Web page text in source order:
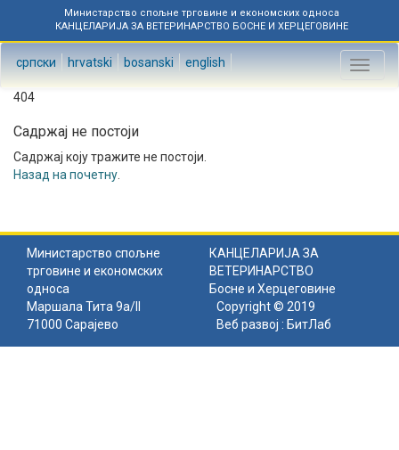
Министарство спољне трговине и економских односа
КАНЦЕЛАРИЈА ЗА ВЕТЕРИНАРСТВО БОСНЕ И ХЕРЦЕГОВИНЕ
српски hrvatski bosanski english
Toggle
404
Садржај не постоји
Садржај коју тражите не постоји.
Назад на почетну
Министарство спољне
трговине и економских
односа
КАНЦЕЛАРИЈА ЗА
ВЕТЕРИНАРСТВО
Босне и Херцеговине
Маршала Тита 9а/II
71000 Сарајево
Copyright © 2019
Веб развој : БитЛаб